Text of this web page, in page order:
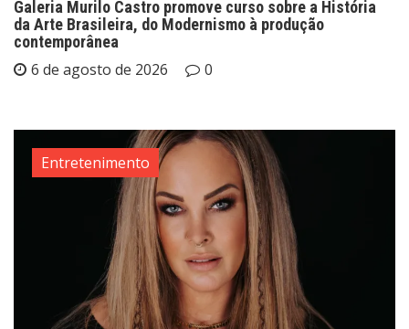
Galeria Murilo Castro promove curso sobre a História
da Arte Brasileira, do Modernismo à produção
contemporânea
6 de agosto de 2026 0
Entretenimento